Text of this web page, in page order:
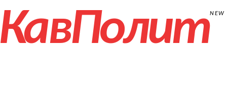
КавПолитNEW